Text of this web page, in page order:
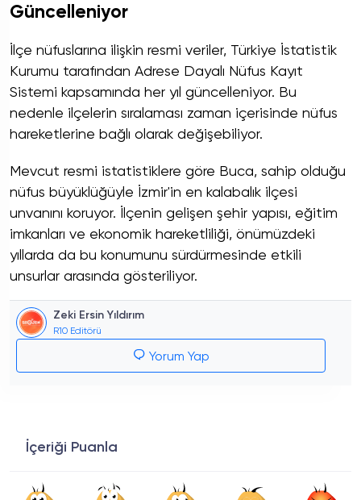
Güncelleniyor
İlçe nüfuslarına ilişkin resmi veriler, Türkiye İstatistik
Kurumu tarafından Adrese Dayalı Nüfus Kayıt
Sistemi kapsamında her yıl güncelleniyor. Bu
nedenle ilçelerin sıralaması zaman içerisinde nüfus
hareketlerine bağlı olarak değişebiliyor.
Mevcut resmi istatistiklere göre Buca, sahip olduğu
nüfus büyüklüğüyle İzmir'in en kalabalık ilçesi
unvanını koruyor. İlçenin gelişen şehir yapısı, eğitim
imkanları ve ekonomik hareketliliği, önümüzdeki
yıllarda da bu konumunu sürdürmesinde etkili
unsurlar arasında gösteriliyor.
Zeki Ersin Yıldırım
R10 Editörü
Yorum Yap
İçeriği Puanla